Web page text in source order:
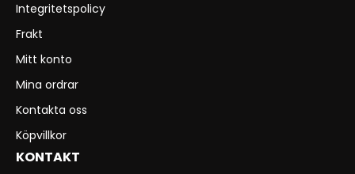
Integritetspolicy
Frakt
Mitt konto
Mina ordrar
Kontakta oss
Köpvillkor
KONTAKT